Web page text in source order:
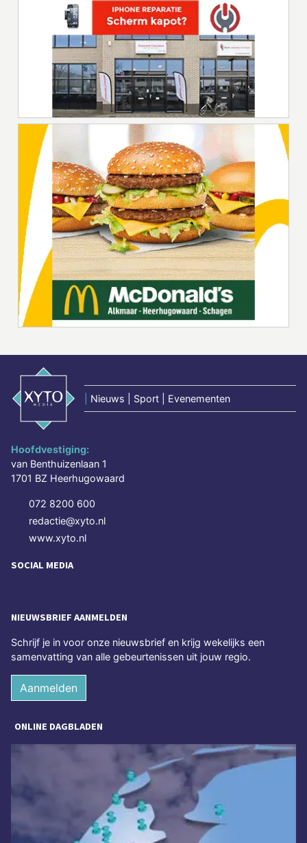
Nieuws | Sport | Evenementen
Hoofdvestiging:
van Benthuizenlaan 1
1701 BZ Heerhugowaard
072 8200 600
redactie@xyto.nl
www.xyto.nl
SOCIAL MEDIA
NIEUWSBRIEF AANMELDEN
Schrijf je in voor onze nieuwsbrief en krijg wekelijks een
samenvatting van alle gebeurtenissen uit jouw regio.
Aanmelden
ONLINE DAGBLADEN